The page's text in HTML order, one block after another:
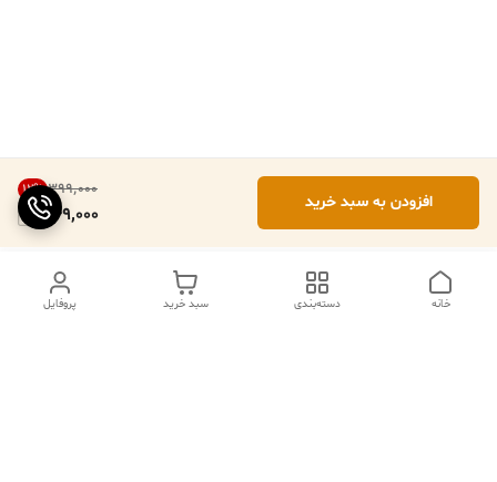
۳۹۹٬۰۰۰ 12%
349,000
افزودن به سبد خرید
پروفایل سبد خرید دسته‌بندی خانه